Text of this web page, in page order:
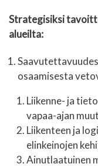
Strategisiksi
alueilta:
osaamisesta
Liikenne- ja
vapaa-ajan
Liikenteen ja
elinkeinojen
Ainutlaatuinen